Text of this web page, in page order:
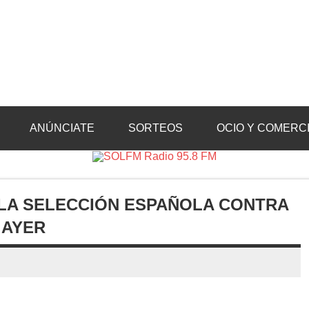
ANÚNCIATE SORTEOS OCIO Y
SELECCIÓN ESPAÑOLA CONTRA